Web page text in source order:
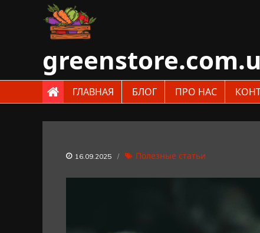
ГЛАВНАЯ БЛОГ ПРО НАС
16.09.2025 Полезные статьи